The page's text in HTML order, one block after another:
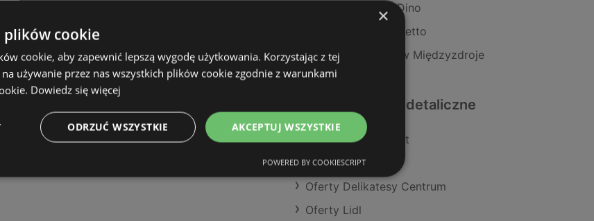
Aktualne gazetki Dino
Aktualne gazetki Netto
Sklepy Biedronka w Międzyzdroje
Podobne sklepy detaliczne
Oferty POLOmarket
Oferty Eurocash
Oferty Delikatesy Centrum
Oferty Lidl
×
plików cookie
cookie, aby zapewnić lepszą wygodę użytkowania. Korzystając z tej
używanie przez nas wszystkich plików cookie zgodnie z warunkami
Dowiedz się więcej
AKCEPTUJ WSZYSTKIE
ODRZUĆ WSZYSTKIE
POWERED BY COOKIESCRIPT